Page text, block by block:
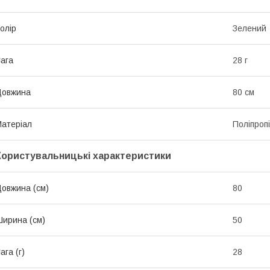
Зелений
28 г
80 см
характеристики
(см) 80
(см) 50
(г) 28